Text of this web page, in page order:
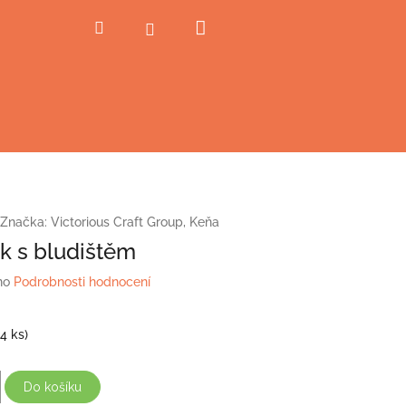
Hledat Přihlášení
Značka: Victorious Craft Group, Keňa
s bludištěm
Podrobnosti hodnocení
ks)
Do košíku